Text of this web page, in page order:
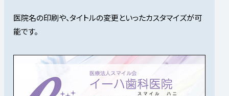
医院名の印刷や、タイトルの変更といったカスタマイズが可
能です。